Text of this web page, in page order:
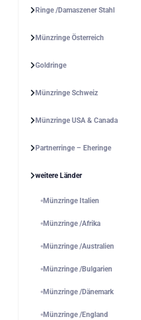
Ringe /Damaszener Stahl
Münzringe Österreich
Goldringe
Münzringe Schweiz
Münzringe USA & Canada
Partnerringe – Eheringe
weitere Länder
Münzringe Italien
Münzringe /Afrika
Münzringe /Australien
Münzringe /Bulgarien
Münzringe /Dänemark
Münzringe /England